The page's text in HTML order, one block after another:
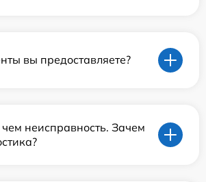
вы предоставляете?
неисправность. Зачем